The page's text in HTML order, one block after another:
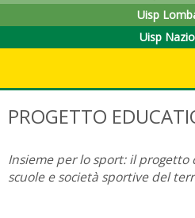
Uisp
Uisp
PROGETTO
Insieme per lo sport: il progetto
scuole e società sportive del